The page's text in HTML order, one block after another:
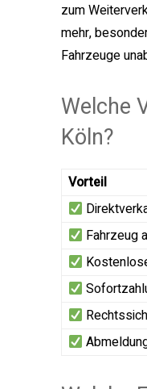
zum
mehr,
Fahrzeuge
Welche
Köln?
Vorteil
Fahrzeug